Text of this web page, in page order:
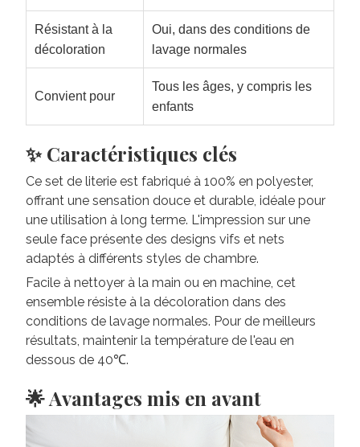
Résistant à la
décoloration
Oui, dans des conditions de
lavage normales
Convient pour
Tous les âges, y compris les
enfants
✨ Caractéristiques clés
Ce set de literie est fabriqué à 100% en polyester,
offrant une sensation douce et durable, idéale pour
une utilisation à long terme. L'impression sur une
seule face présente des designs vifs et nets
adaptés à différents styles de chambre.
Facile à nettoyer à la main ou en machine, cet
ensemble résiste à la décoloration dans des
conditions de lavage normales. Pour de meilleurs
résultats, maintenir la température de l'eau en
dessous de 40℃.
🌟 Avantages mis en avant